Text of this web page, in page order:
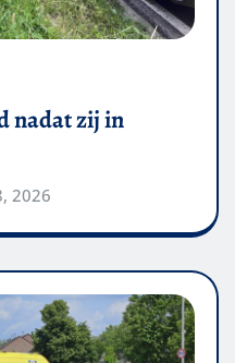
nadat zij in
2026